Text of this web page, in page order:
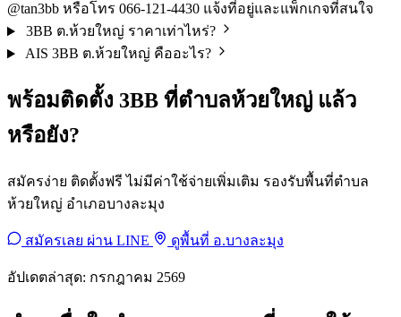
@tan3bb หรือโทร 066-121-4430 แจ้งที่อยู่และแพ็กเกจที่สนใจ
3BB ต.ห้วยใหญ่ ราคาเท่าไหร่?
AIS 3BB ต.ห้วยใหญ่ คืออะไร?
พร้อมติดตั้ง 3BB ที่ตำบลห้วยใหญ่ แล้ว
หรือยัง?
สมัครง่าย ติดตั้งฟรี ไม่มีค่าใช้จ่ายเพิ่มเติม รองรับพื้นที่ตำบล
ห้วยใหญ่ อำเภอบางละมุง
สมัครเลย ผ่าน LINE ดูพื้นที่ อ.บางละมุง
อัปเดตล่าสุด: กรกฎาคม 2569